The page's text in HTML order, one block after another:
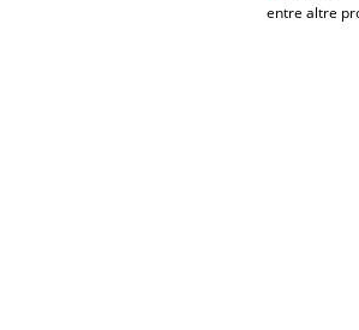
entre altre